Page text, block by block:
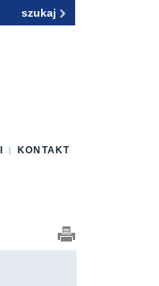
KONTAKT